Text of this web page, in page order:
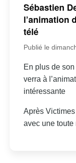
Sébastien
l’animation
télé
Publié le
En plus de
verra à
intéressante
Après
avec une